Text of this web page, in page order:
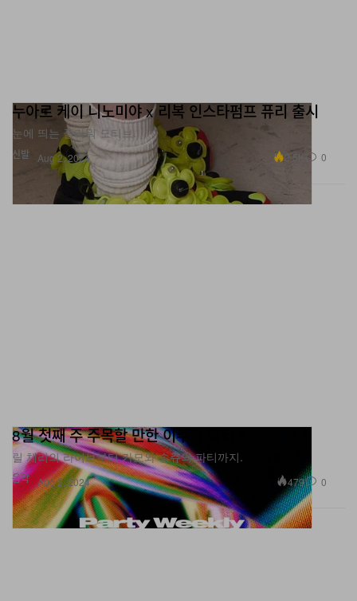
신발
누아르 케이 니노미야 x 리복 인스타펌프 퓨리 출시
눈에 띄는 플라워 모티브.
Aug 2, 2024 2.5K 0
음악
8월 첫째 주 주목할 만한 이주의 파티 5
릴 체리의 라이브부터 카모와 송쥬의 파티까지.
Aug 2, 2024 479 0